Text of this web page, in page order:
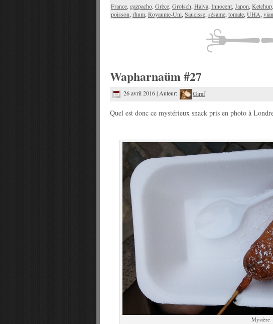
France gazpacho Grèce Grolsch Halva Innocent Japon Ketchup
poisson rhum Royaume-Uni Saucisse sésame tomate UHA
Wapharnaüm #27
26 avril 2016 | Auteur: Giraf
Quel est donc ce mystérieux snack pris en photo à
Mystère